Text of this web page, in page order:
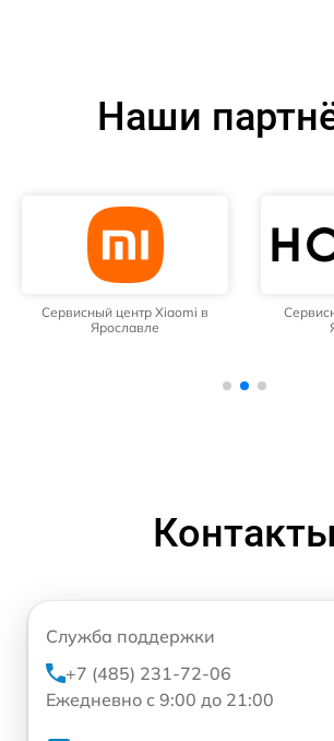
Наши
Сервисный центр Xiaomi в
Ярославле
Контакты
Служба поддержки
+7 (485) 231-72-06
Ежедневно с 9:00 до 21:00